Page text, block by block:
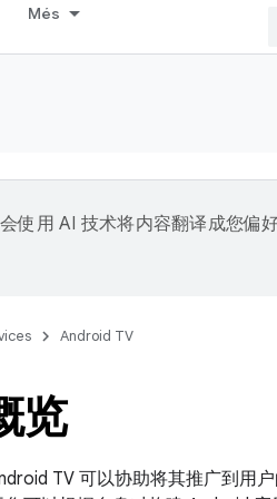
Més
使用 AI 技术将内容翻译成您偏好
Android TV
览
TV 可以协助将其推广到用